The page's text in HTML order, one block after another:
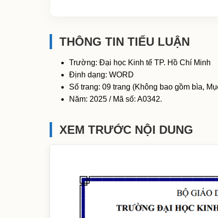
THÔNG TIN TIỂU LUẬN
Trường: Đại học Kinh tế TP. Hồ Chí Minh
Định dạng: WORD
Số trang: 09 trang (Không bao gồm bìa,
Năm: 2025 / Mã số: A0342.
XEM TRƯỚC NỘI DUNG